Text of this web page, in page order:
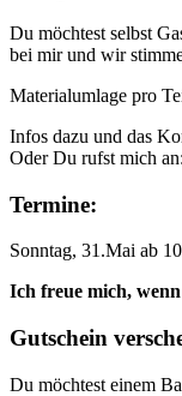
Du möchtest selbst
bei mir und wir
Materialumlage pro
Infos dazu und das
Oder Du rufst mich
Termine:
Sonntag, 31.Mai ab
Ich freue mich,
Gutschein
Du möchtest einem